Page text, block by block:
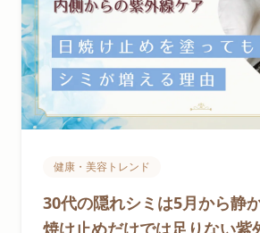
健康・美容トレンド
30代の隠れシミは5月から静